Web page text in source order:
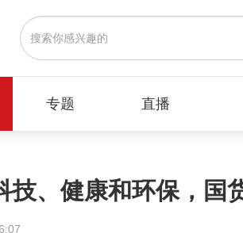
专题 直播
技、健康和环保，国